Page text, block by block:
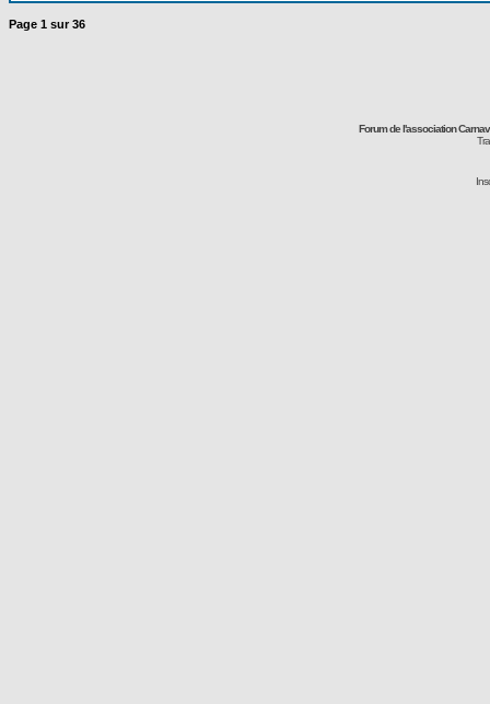
Page 1 sur36
Forum de l'association